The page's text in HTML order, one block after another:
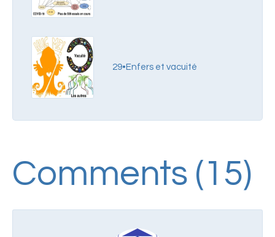
29•Enfers et vacuité
Comments (15)